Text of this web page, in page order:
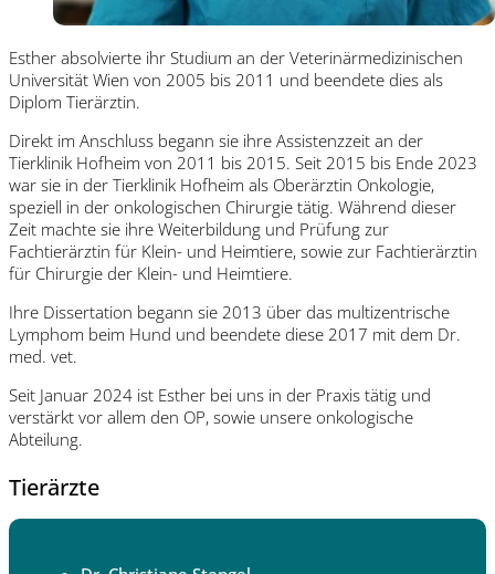
Esther absolvierte ihr Studium an der Veterinärmedizinischen
Universität Wien von 2005 bis 2011 und beendete dies als
Diplom Tierärztin.
Direkt im Anschluss begann sie ihre Assistenzzeit an der
Tierklinik Hofheim von 2011 bis 2015. Seit 2015 bis Ende 2023
war sie in der Tierklinik Hofheim als Oberärztin Onkologie,
speziell in der onkologischen Chirurgie tätig. Während dieser
Zeit machte sie ihre Weiterbildung und Prüfung zur
Fachtierärztin für Klein- und Heimtiere, sowie zur Fachtierärztin
für Chirurgie der Klein- und Heimtiere.
Ihre Dissertation begann sie 2013 über das multizentrische
Lymphom beim Hund und beendete diese 2017 mit dem Dr.
med. vet.
Seit Januar 2024 ist Esther bei uns in der Praxis tätig und
verstärkt vor allem den OP, sowie unsere onkologische
Abteilung.
Tierärzte